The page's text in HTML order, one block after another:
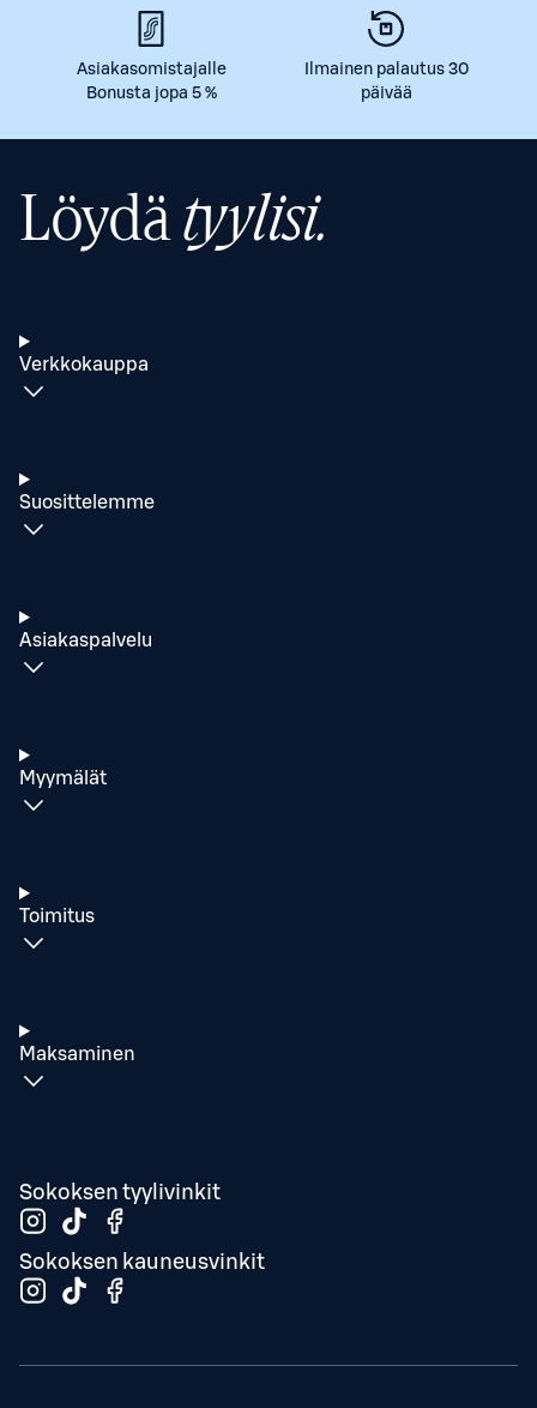
Asiakasomistajalle
Bonusta jopa 5 %
Ilmainen palautus 30
päivää
Löydätyylisi.
Verkkokauppa
Suosittelemme
Asiakaspalvelu
Myymälät
Toimitus
Maksaminen
Sokoksen tyylivinkit
Sokoksen kauneusvinkit